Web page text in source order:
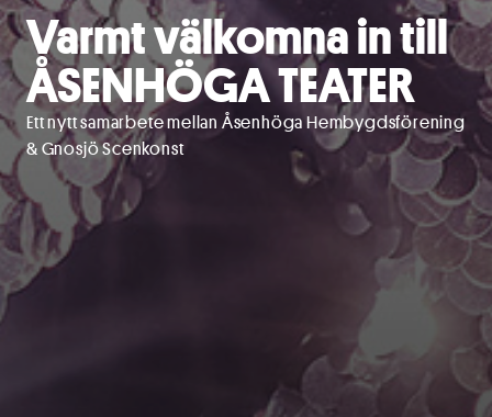
Varmt välkomna in till
ÅSENHÖGA TEATER
Ett nytt samarbete mellan Åsenhöga Hembygdsförening
& Gnosjö Scenkonst